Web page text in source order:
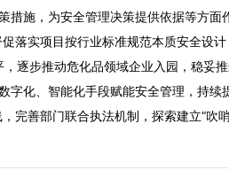
施，为安全管理决策提供依据等方面作
落实项目按行业标准规范本质安全设计
，逐步推动危化品领域企业入园，稳
、智能化手段赋能安全管理，持续
部门联合执法机制，探索建立“吹哨